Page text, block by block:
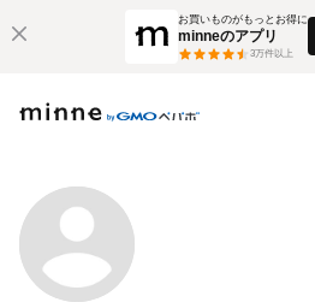
お買いものがもっとお得に
minneのアプリ
3万件以上